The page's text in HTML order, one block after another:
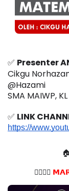
✅ Presenter
Cikgu
@Hazami
SMA MAIWP, KL
✅ LINK
https://
🏠
🏃‍♀️🏃‍♂️